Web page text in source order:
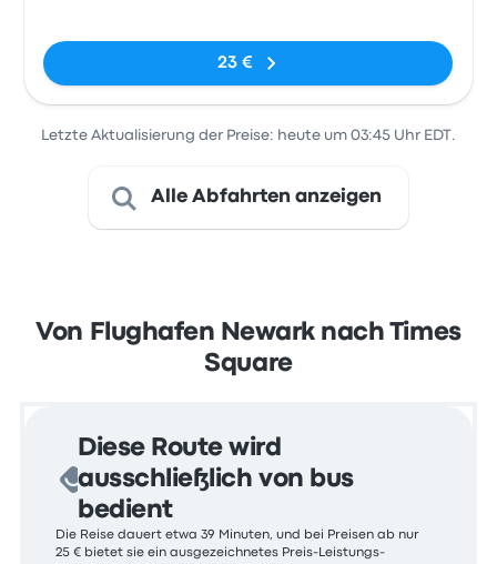
23 €
Letzte Aktualisierung der Preise: heute um 03:45 Uhr EDT.
Alle Abfahrten anzeigen
Von Flughafen Newark nach Times
Square
Diese Route wird
ausschließlich von bus
bedient
Die Reise dauert etwa 39 Minuten, und bei Preisen ab nur
25 € bietet sie ein ausgezeichnetes Preis-Leistungs-